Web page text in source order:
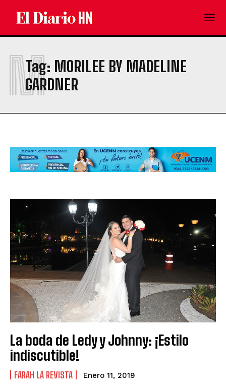
Tag: MORILEE BY MADELINE
GARDNER
M
La boda de Ledy y Johnny: ¡Estilo
indiscutible!
FARAH LA REVISTA Enero 11, 2019